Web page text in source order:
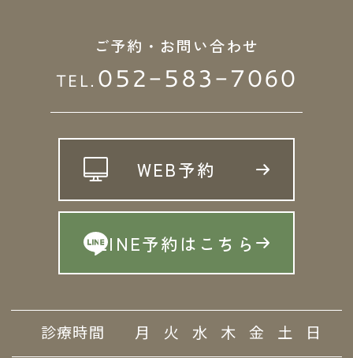
ご予約・お問い合わせ
TEL. 052-583-7060
WEB予約
LINE予約はこちら
診療時間 月 火 水 木 金 土 日